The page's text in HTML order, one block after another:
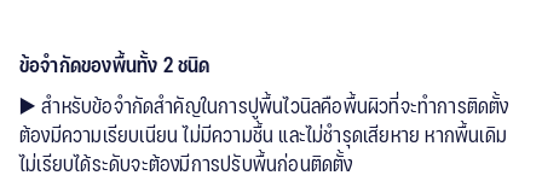
ข้อจำกัดของพื้นทั้ง 2 ชนิด
▶️ สำหรับข้อจำกัดสำคัญในการปูพื้นไวนิลคือพื้นผิวที่จะทำการติดตั้ง
ต้องมีความเรียบเนียน ไม่มีความชื้น และไม่ชำรุดเสียหาย หากพื้นเดิม
ไม่เรียบได้ระดับจะต้องมีการปรับพื้นก่อนติดตั้ง